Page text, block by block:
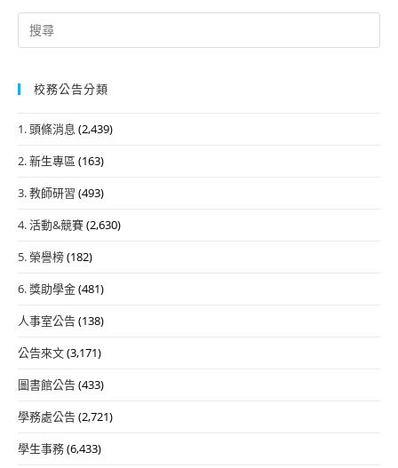
Search
for:
校務公告分類
1. 頭條消息 (2,439)
2. 新生專區 (163)
3. 教師研習 (493)
4. 活動&競賽(2,630)
5. 榮譽榜(182)
6. 獎助學金(481)
人事室公告(138)
公告來文(3,171)
圖書館公告(433)
學務處公告(2,721)
學生事務(6,433)